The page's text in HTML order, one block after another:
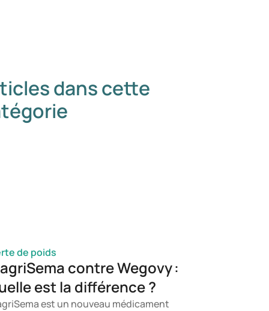
dans cette
de poids
contre Wegovy :
est la différence ?
est un nouveau médicament